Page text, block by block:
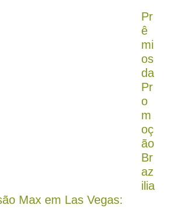
Pr
ê
mi
os
da
Pr
o
m
oç
ão
Br
az
ilia
Max em Las Vegas: